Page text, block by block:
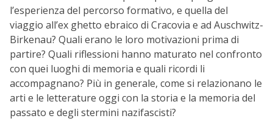
l’esperienza del percorso formativo, e quella del
viaggio all’ex ghetto ebraico di Cracovia e ad Auschwitz-
Birkenau? Quali erano le loro motivazioni prima di
partire? Quali riflessioni hanno maturato nel confronto
con quei luoghi di memoria e quali ricordi li
accompagnano? Più in generale, come si relazionano le
arti e le letterature oggi con la storia e la memoria del
passato e degli stermini nazifascisti?